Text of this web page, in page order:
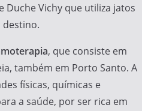
Duche Vichy que utiliza jatos
, que consiste em
também em Porto Santo. A
físicas, químicas e
a saúde, por ser rica em